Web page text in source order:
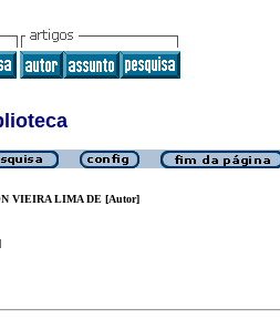
VIEIRA LIMA DE [Autor]